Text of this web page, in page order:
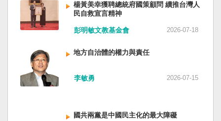
楊黃美幸獲聘總統府國策顧問 續推台灣人
民自救宣言精神
彭明敏文教基金會 2026-07-18
地方自治體的權力與責任
李敏勇 2026-07-15
國共兩黨是中國民主化的最大障礙